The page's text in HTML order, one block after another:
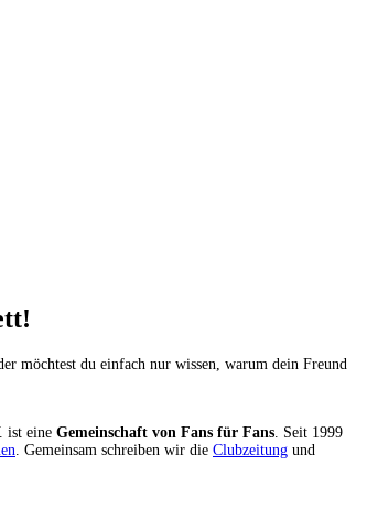
möchtest du einfach nur wissen, warum dein Freund
ist eine Gemeinschaft von Fans für Fans . Seit 1999
. Gemeinsam schreiben wir die Clubzeitung und